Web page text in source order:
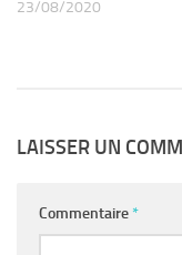
23/08/2020
LAISSER UN
Commentaire *